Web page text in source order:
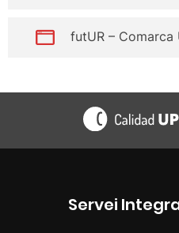
futUR – Comarca
Servei